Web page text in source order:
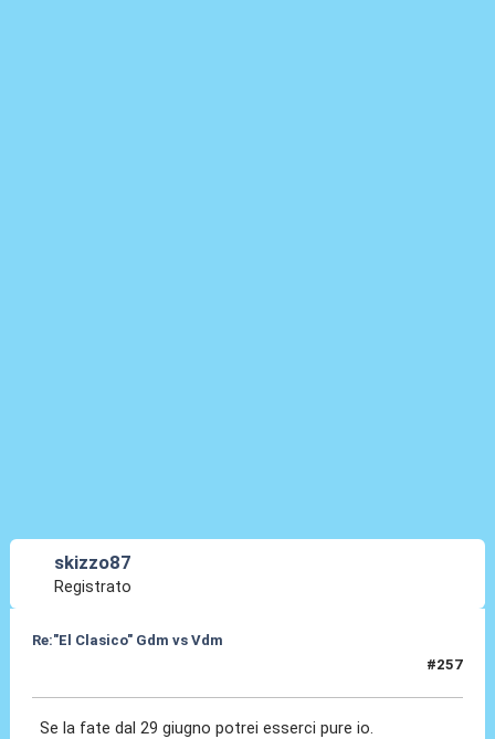
skizzo87
Registrato
Re:"El Clasico" Gdm vs Vdm
#257
Se la fate dal 29 giugno potrei esserci pure io.